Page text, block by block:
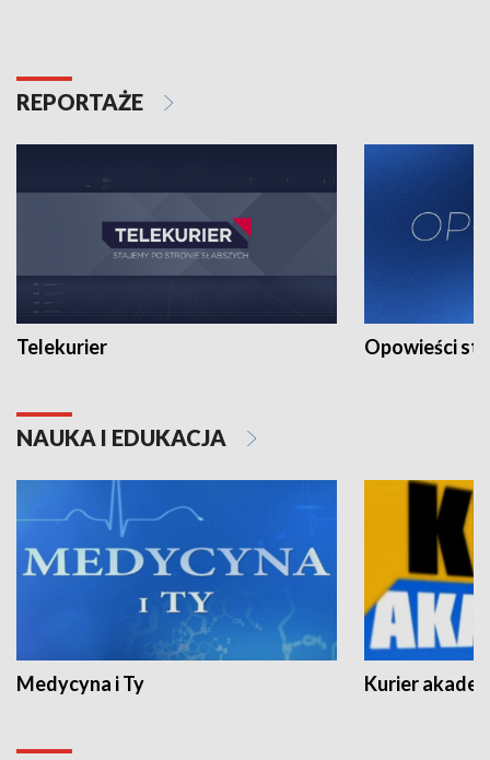
REPORTAŻE
Telekurier Opowieści
NAUKA I EDUKACJA
Medycyna i Ty Kurier